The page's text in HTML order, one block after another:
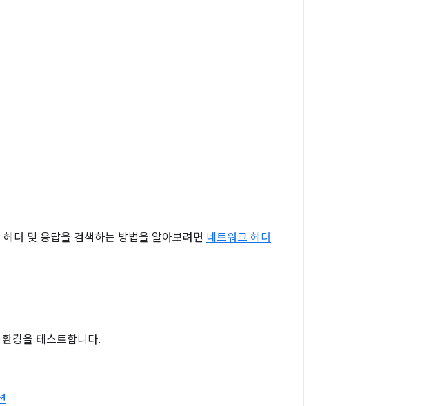
더 및 응답을 검색하는 방법을 알아보려면 네트워크 헤더
경을 테스트합니다.